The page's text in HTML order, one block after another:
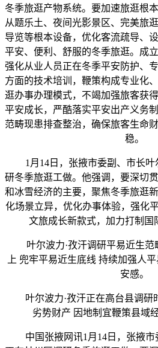
冬季旅逛产物系统。要加速旅逛根
从题乐土、夜间光影景区、完美旅
导览等根本设备，优化客流疏导、
平安、便利、舒服的冬季旅逛。成
强化从业人员正在冬季平安防护、
方面的技术培训，鞭策构成专业化
逛办事办理模式，不竭加强旅客获
平安成长，严酷落实平安出产义务
范畴现患排查整治，确保旅客生命
稳。
1月14日，张掖市委副、市长叶
研冬季旅逛工做。他强调，要深切
和冰雪经济的主要，聚焦冬季旅逛
化场景立异，优化办事体验，强化
文旅成长新款式，加力打制国
叶尔波力·孜汗调研平易近生范
上 兜牢平易近生底线 持续加强人
安感。
叶尔波力·孜汗正在高台县调研
劣势财产 因地制宜鞭策县域
中国张掖网讯1月14日，张掖市